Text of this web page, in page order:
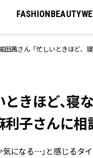
FASHIONBEAUTY
田茜さん「忙しいときほど、
ときほど、
利子さんに
気になる…」と感じるタ